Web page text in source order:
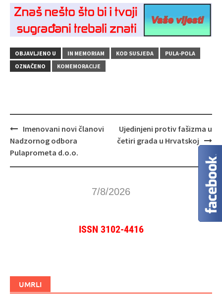
OBJAVLJENO U IN MEMORIAM KOD SUSJEDA
PULA-POLA
OZNAČENO
KOMEMORACIJE
Navigacija
objava
Imenovani novi članovi
Nadzornog odbora
Pulaprometa d.o.o.
Ujedinjeni protiv fašizma u
četiri grada u Hrvatskoj
7/8/2026
ISSN 3102-4416
UMRLI